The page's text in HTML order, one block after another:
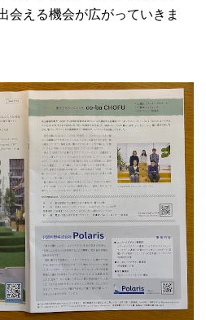
会える機会が広がっていきま